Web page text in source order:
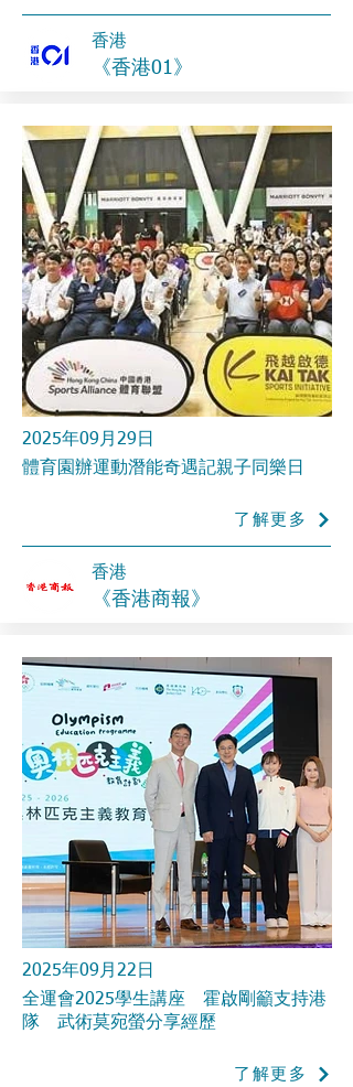
香港
《香港01》
2025年09月29日
體育園辦運動潛能奇遇記親子同樂日
了解更多
香港
《香港商報》
2025年09月22日
全運會2025學生講座 霍啟剛籲支持港
隊 武術莫宛螢分享經歷
了解更多